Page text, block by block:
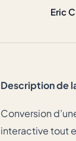
Eric
Description de
Conversion
interactive tout